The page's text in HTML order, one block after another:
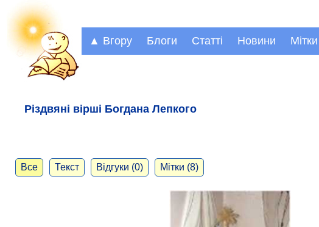
▲ Вгору Блоги Статті Новини Мітки
Різдвяні вірші Богдана Лепкого
Все Текст Відгуки (0) Мітки (8)